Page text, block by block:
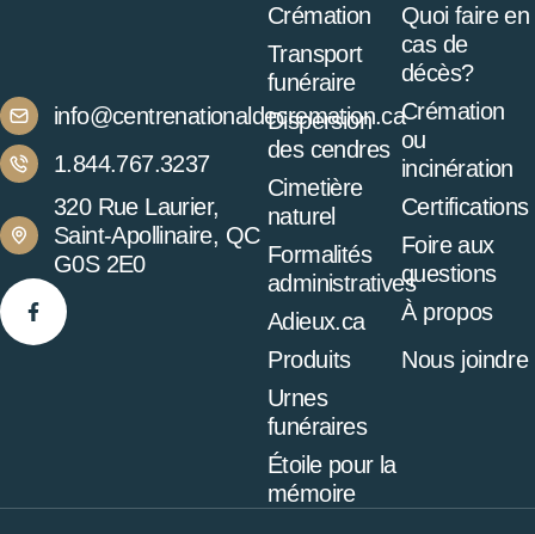
info@centrenationaldecremation.ca
1.844.767.3237
320 Rue Laurier,
Saint-Apollinaire, QC
G0S 2E0
Crémation
Transport
funéraire
Dispersion
des cendres
Cimetière
naturel
Formalités
administratives
Adieux.ca
Produits
Urnes
funéraires
Étoile pour la
mémoire
Quoi faire en
cas de
décès?
Crémation
ou
incinération
Certifications
Foire aux
questions
À propos
Nous joindre